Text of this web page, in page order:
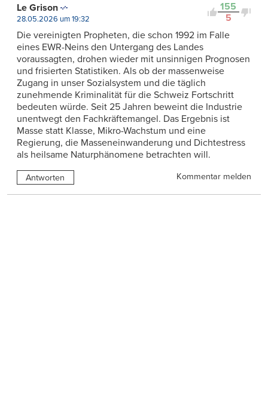
155
5
Le Grison
28.05.2026 um 19:32
Die vereinigten Propheten, die schon 1992 im Falle
eines EWR-Neins den Untergang des Landes
voraussagten, drohen wieder mit unsinnigen Prognosen
und frisierten Statistiken. Als ob der massenweise
Zugang in unser Sozialsystem und die täglich
zunehmende Kriminalität für die Schweiz Fortschritt
bedeuten würde. Seit 25 Jahren beweint die Industrie
unentwegt den Fachkräftemangel. Das Ergebnis ist
Masse statt Klasse, Mikro-Wachstum und eine
Regierung, die Masseneinwanderung und Dichtestress
als heilsame Naturphänomene betrachten will.
Antworten Kommentar melden